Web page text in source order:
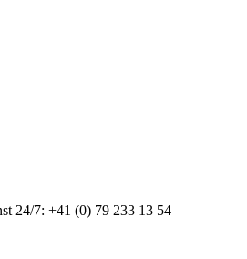
24/7: +41 (0) 79 233 13 54